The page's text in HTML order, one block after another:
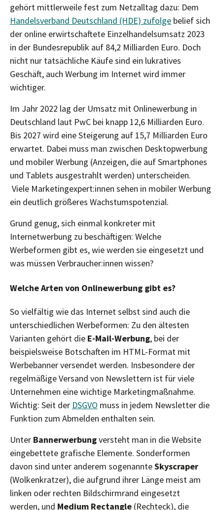
gehört mittlerweile fest zum Netzalltag dazu: Dem
Handelsverband Deutschland (HDE) zufolge belief sich
der online erwirtschaftete Einzelhandelsumsatz 2023
in der Bundesrepublik auf 84,2 Milliarden Euro. Doch
nicht nur tatsächliche Käufe sind ein lukratives
Geschäft, auch Werbung im Internet wird immer
wichtiger.
Im Jahr 2022 lag der Umsatz mit Onlinewerbung in
Deutschland laut PwC bei knapp 12,6 Milliarden Euro.
Bis 2027 wird eine Steigerung auf 15,7 Milliarden Euro
erwartet. Dabei muss man zwischen Desktopwerbung
und mobiler Werbung (Anzeigen, die auf Smartphones
und Tablets ausgestrahlt werden) unterscheiden.
Viele Marketingexpert:innen sehen in mobiler Werbung
ein deutlich größeres Wachstumspotenzial.
Grund genug, sich einmal konkreter mit
Internetwerbung zu beschäftigen: Welche
Werbeformen gibt es, wie werden sie eingesetzt und
was müssen Verbraucher:innen wissen?
Welche Arten von Onlinewerbung gibt es?
So vielfältig wie das Internet selbst sind auch die
unterschiedlichen Werbeformen: Zu den ältesten
Varianten gehört die E-Mail-Werbung, bei der
beispielsweise Botschaften im HTML-Format mit
Werbebanner versendet werden. Insbesondere der
regelmäßige Versand von Newslettern ist für viele
Unternehmen eine wichtige Marketingmaßnahme.
Wichtig: Seit der DSGVO muss in jedem Newsletter die
Funktion zum Abmelden enthalten sein.
Unter Bannerwerbungversteht man in die Website
eingebettete grafische Elemente. Sonderformen
davon sind unter anderem sogenannteSkyscraper
(Wolkenkratzer), die aufgrund ihrer Länge meist am
linken oder rechten Bildschirmrand eingesetzt
werden, und Medium Rectangle (Rechteck), die